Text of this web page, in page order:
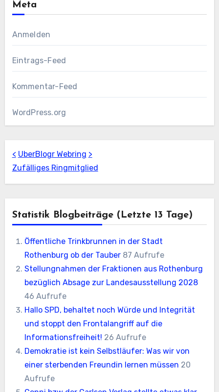
Meta
Anmelden
Eintrags-Feed
Kommentar-Feed
WordPress.org
< UberBlogr Webring >
Zufälliges Ringmitglied
Statistik Blogbeiträge (letzte 13 Tage)
Öffentliche Trinkbrunnen in der Stadt
Rothenburg ob der Tauber 87 Aufrufe
Stellungnahmen der Fraktionen aus Rothenburg
bezüglich Absage zur Landesausstellung 2028
46 Aufrufe
Hallo SPD, behaltet noch Würde und Integrität
und stoppt den Frontalangriff auf die
Informationsfreiheit! 26 Aufrufe
Demokratie ist kein Selbstläufer: Was wir von
einer sterbenden Freundin lernen müssen 20
Aufrufe